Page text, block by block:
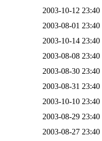
2003-10-12 23:40
2003-08-01 23:40
2003-10-14 23:40
2003-08-08 23:40
2003-08-30 23:40
2003-08-31 23:40
2003-10-10 23:40
2003-08-29 23:40
2003-08-27 23:40